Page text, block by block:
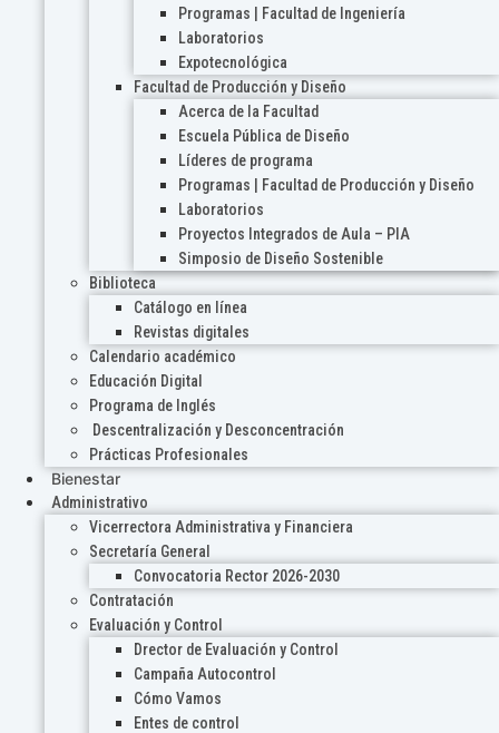
Programas | Facultad de Ingeniería
Laboratorios
Expotecnológica
Facultad de Producción y Diseño
Acerca de la Facultad
Escuela Pública de Diseño
Líderes de programa
Programas | Facultad de Producción y Diseño
Laboratorios
Proyectos Integrados de Aula – PIA
Simposio de Diseño Sostenible
Biblioteca
Catálogo en línea
Revistas digitales
Calendario académico
Educación Digital
Programa de Inglés
Descentralización y Desconcentración
Prácticas Profesionales
Bienestar
Administrativo
Vicerrectora Administrativa y Financiera
Secretaría General
Convocatoria Rector 2026-2030
Contratación
Evaluación y Control
Drector de Evaluación y Control
Campaña Autocontrol
Cómo Vamos
Entes de control